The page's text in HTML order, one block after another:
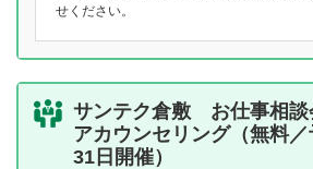
せください。
サンテク倉敷 お仕事相談
アカウンセリング（無料／
31日開催）